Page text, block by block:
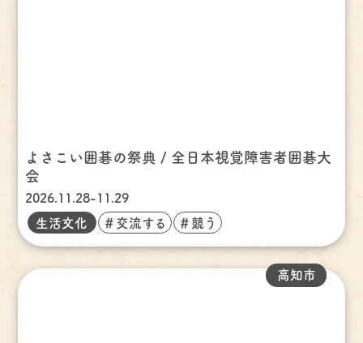
よさこい囲碁の祭典 / 全日本視覚障害者囲碁大
会
2026.11.28-11.29
生活文化 ＃交流する ＃競う
高知市